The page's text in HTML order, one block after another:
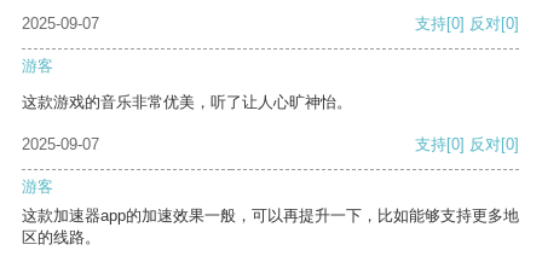
2025-09-07
支持[0] 反对[0]
游客
这款游戏的音乐非常优美，听了让人心旷神怡。
2025-09-07 支持[0] 反对[0]
游客
这款加速器app的加速效果一般，可以再提升一下，比如能够支持更多地
区的线路。